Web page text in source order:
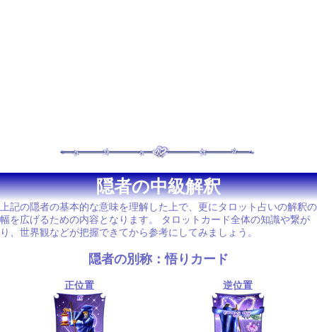
隠者の中級解釈
上記の隠者の基本的な意味を理解した上で、更にタロット占いの解釈の
幅を広げるための内容となります。 タロットカード全体の知識や繋が
り、世界観などが把握できてから参考にしてみましょう。
隠者の別称：悟りカード
正位置 逆位置